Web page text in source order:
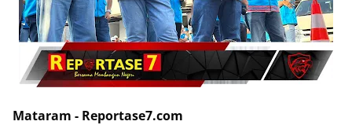
Mataram - Reportase7.com